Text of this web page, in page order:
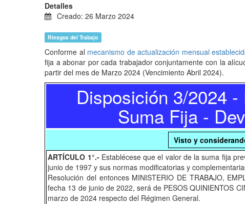
Detalles
Creado: 26 Marzo 2024
Riesgos del Trabajo
Conforme al mecanismo de actualización mensual
fija a abonar por cada trabajador conjuntamente con la
partir del mes de Marzo 2024 (Vencimiento Abril 2024).
Disposición 3/2024
Suma Fija -
Visto y
ARTÍCULO 1°.-Establécese que el valor de la suma fija
junio de 1997 y sus normas modificatorias y
Resolución del entonces MINISTERIO DE TRABAJO,
fecha 13 de junio de 2022, será de PESOS QUINIENTOS
marzo de 2024 respecto del Régimen General.